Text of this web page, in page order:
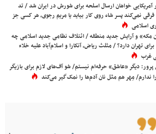
آمریکایی خواهان ارسال اسلحه برای شورش در ایران شد / تد
نمی‌کند پسر شاه روی کار بیاید یا مریم رجوی، هر کسی جز
اسلامی
مکه» و آرایش جدید منطقه / ائتلاف نظامی جدید اسلامی چه
تهران دارد؟ / مثلث ریاض، آنکارا و اسلام‌آباد علیه خلاء
غرب
دیگر «عاشق» حرفه‌ام نیستم/ شو آف‌های لازم برای بازیگر
ندارم/ مِهر هم مثل نان آدم‌ها را نمک‌گیر می‌کند